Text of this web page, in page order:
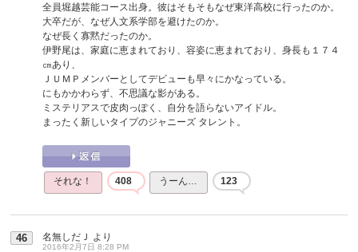
全員堀越芸能コース出身。彼はそもそもなぜ東洋高校に行ったのか。
大卒だが、なぜ人文系学部を避けたのか。
なぜ長く寡黙だったのか。
伊野尾は、家庭に恵まれており、容姿に恵まれており、身長も１７４
㎝あり、
ＪＵＭＰメンバーとしてデビューも早々にかなっている。
にもかかわらず、不思議な影がある。
ミステリアスで皮肉っぽく、自分を語らないアイドル。
まったく新しいタイプのジャニーズ タレント。
それな！ 408 うーん… 123
46 名無しだＪ より
2016年2月7日 8:28 PM